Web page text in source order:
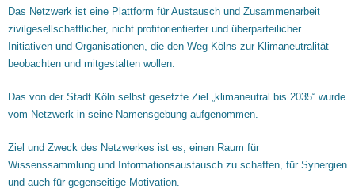
Das Netzwerk ist eine Plattform für Austausch und Zusammenarbeit
zivilgesellschaftlicher, nicht profitorientierter und überparteilicher
Initiativen und Organisationen, die den Weg Kölns zur Klimaneutralität
beobachten und mitgestalten wollen.
Das von der Stadt Köln selbst gesetzte Ziel „klimaneutral bis 2035“ wurde
vom Netzwerk in seine Namensgebung aufgenommen.
Ziel und Zweck des Netzwerkes ist es, einen Raum für
Wissenssammlung und Informationsaustausch zu schaffen, für Synergien
und auch für gegenseitige Motivation.